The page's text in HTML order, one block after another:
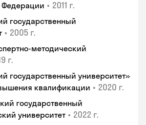
Федерации • 2011 г.
государственный
• 2005 г.
методический
г.
государственный университет»
квалификации • 2020 г.
государственный
университет • 2022 г.